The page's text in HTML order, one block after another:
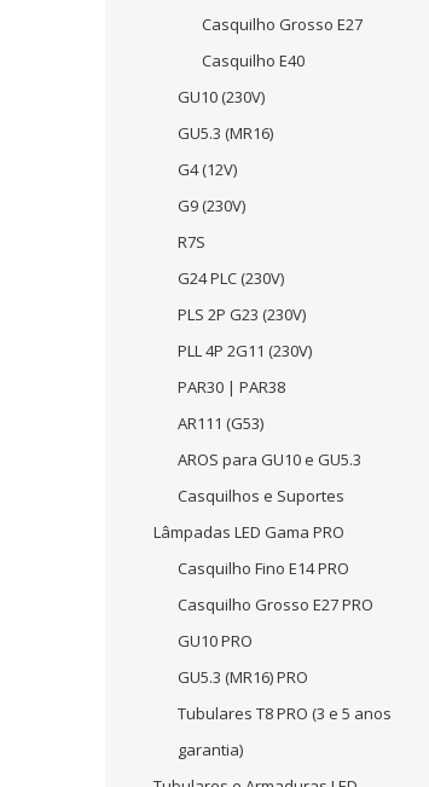
Casquilho Grosso E27
Casquilho E40
GU10 (230V)
GU5.3 (MR16)
G4 (12V)
G9 (230V)
R7S
G24 PLC (230V)
PLS 2P G23 (230V)
PLL 4P 2G11 (230V)
PAR30 | PAR38
AR111 (G53)
AROS para GU10 e GU5.3
Casquilhos e Suportes
Lâmpadas LED Gama PRO
Casquilho Fino E14 PRO
Casquilho Grosso E27 PRO
GU10 PRO
GU5.3 (MR16) PRO
Tubulares T8 PRO (3 e 5 anos
garantia)